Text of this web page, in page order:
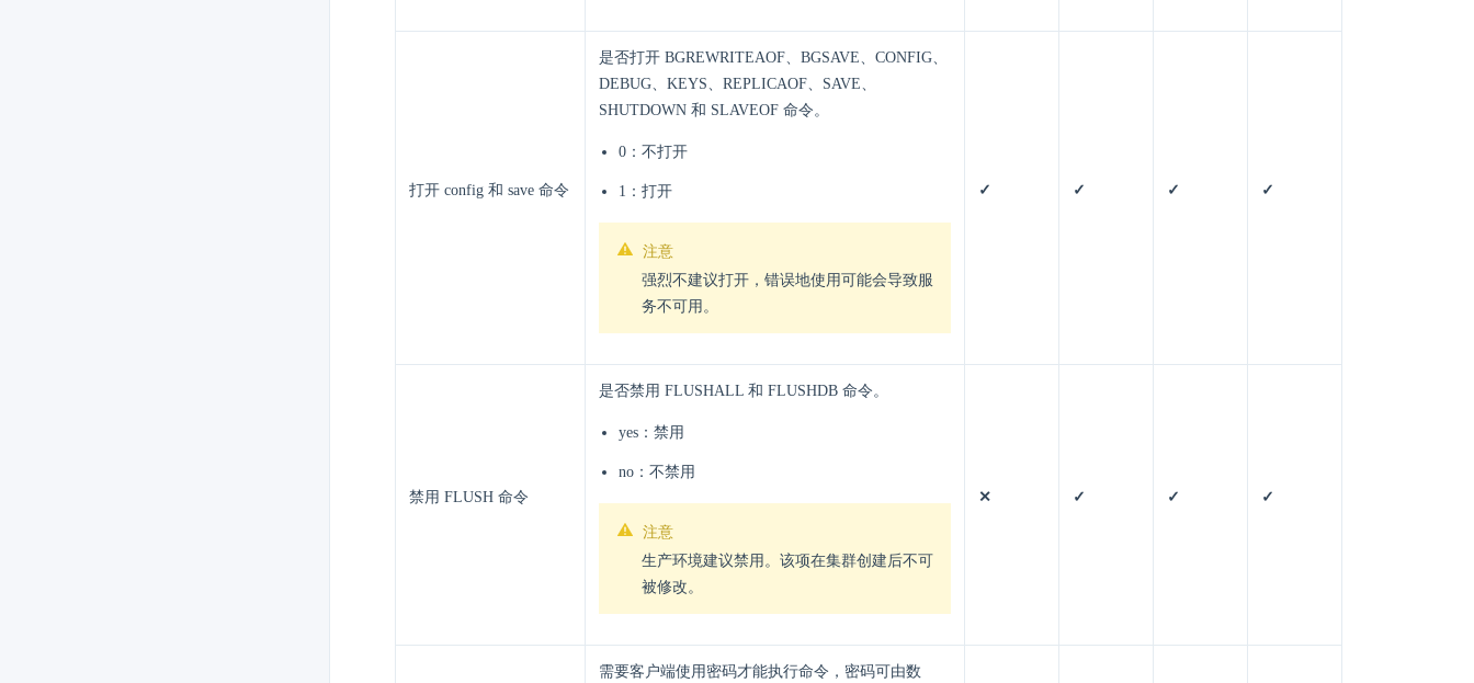
打开 config 和 save 命令
是否打开 BGREWRITEAOF、BGSAVE、CONFIG、
DEBUG、KEYS、REPLICAOF、SAVE、
SHUTDOWN 和 SLAVEOF 命令。
0：不打开
1：打开
注意
强烈不建议打开，错误地使用可能会导致服
务不可用。
✓ ✓ ✓ ✓
禁用 FLUSH 命令
是否禁用 FLUSHALL 和 FLUSHDB 命令。
yes：禁用
no：不禁用
注意
生产环境建议禁用。该项在集群创建后不可
被修改。
✕ ✓ ✓ ✓
需要客户端使用密码才能执行命令，密码可由数